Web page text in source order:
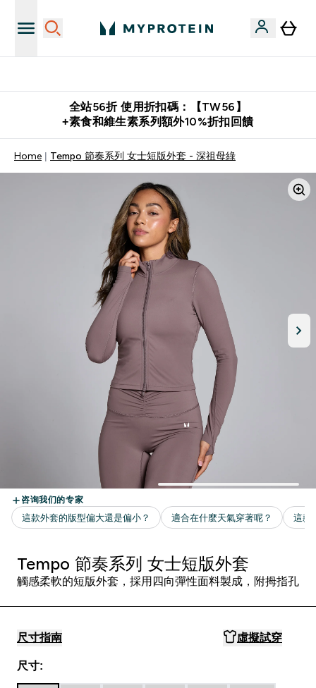
全站56折 使用折扣碼：【TW56】
+素食和維生素系列額外10%折扣回饋
Home Tempo 節奏系列 女士短版外套 - 深祖母綠
Tempo 節奏系列 女士短版外套
觸感柔軟的短版外套，採用四向彈性面料製成，附拇指孔
尺寸指南 虛擬試穿
尺寸: